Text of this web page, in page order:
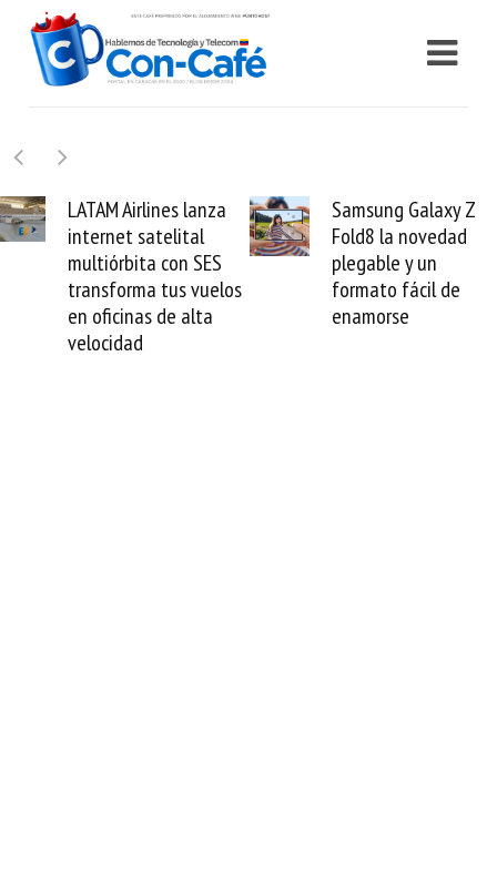
Samsung Galaxy Z
Fold8 la novedad
plegable y un
formato fácil de
enamorse
Cashea
millones de
valida el
venezolano
mundo